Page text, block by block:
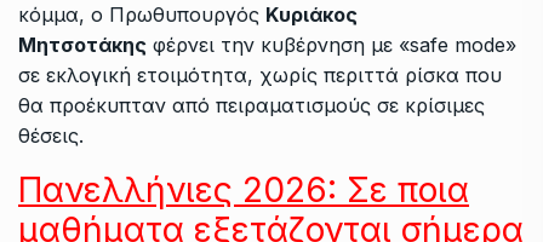
κόμμα, ο Πρωθυπουργός Κυριάκος
Μητσοτάκης φέρνει την κυβέρνηση με «safe mode»
σε εκλογική ετοιμότητα, χωρίς περιττά ρίσκα που
θα προέκυπταν από πειραματισμούς σε κρίσιμες
θέσεις.
Πανελλήνιες 2026: Σε ποια
μαθήματα εξετάζονται σήμερα